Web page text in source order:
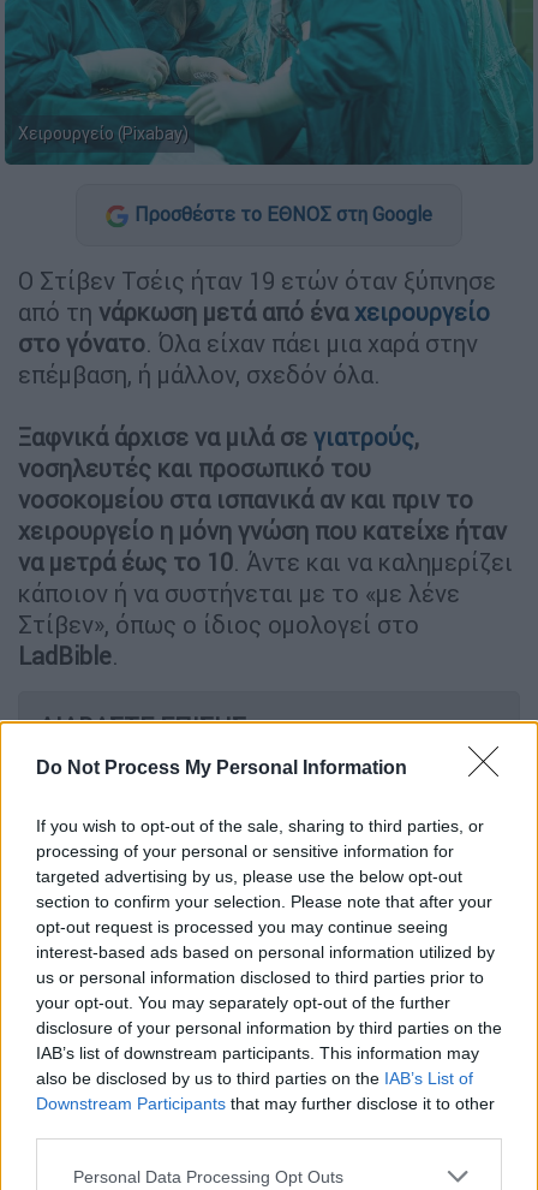
Do Not Process My Personal Information
If you wish to opt-out of the sale, sharing to third parties, or
processing of your personal or sensitive information for
targeted advertising by us, please use the below opt-out
section to confirm your selection. Please note that after your
opt-out request is processed you may continue seeing
interest-based ads based on personal information utilized by
us or personal information disclosed to third parties prior to
your opt-out. You may separately opt-out of the further
disclosure of your personal information by third parties on the
IAB’s list of downstream participants. This information may
also be disclosed by us to third parties on the IAB’s List of
Downstream Participants that may further disclose it to other
Please note that this website/app uses one or more Google
Personal Data Processing Opt Outs
Χειρουργείο (Pixabay)
Προσθέστε το ΕΘΝΟΣ στη Google
Ο Στίβεν Τσέις ήταν 19 ετών όταν ξύπνησε
από τη νάρκωση μετά από έναχειρουργείο
στο γόνατο. Όλα είχαν πάει μια χαρά στην
επέμβαση, ή μάλλον, σχεδόν όλα.
Ξαφνικά άρχισε να μιλά σε γιατρούς,
νοσηλευτές και προσωπικό του
νοσοκομείου στα ισπανικά αν και πριν το
χειρουργείο η μόνη γνώση που κατείχε ήταν
να μετρά έως το 10. Άντε και να καλημερίζει
κάποιον ή να συστήνεται με το «με λένε
Στίβεν», όπως ο ίδιος ομολογεί στο
LadBible.
ΔΙΑΒΑΣΤΕ ΕΠΙΣΗΣ
Viral|08.01.2026 12:50
Πρόβατα μπούκαραν σε σούπερ
μάρκετ, βέλαξαν, τα έσπασαν και πριν
φύγουν έκαναν και την... ανάγκη τους
«Είχα κάνει μαθήματα για έναν χρόνο στο
Λύκειο, αλλά τίποτα σπουδαίο. Τα απολύτως
απαραίτητα, ήξερα απλώς να μετράω και μια
δυο βασικές φράσεις».
Ο 33χρονος Αμερικανός με βάση τη Γιούτα,
δεν θυμάται καθόλου να μιλά ισπανικά στο